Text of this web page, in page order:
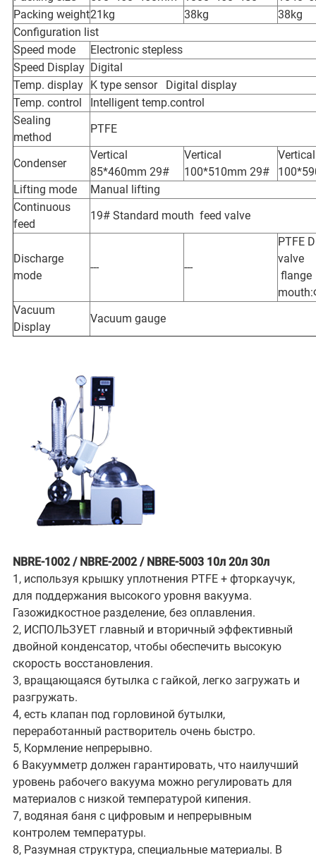
Packing weight21kg 38kg
38kg
Configuration list
Speed mode
Electronic stepless
Speed Display Digital
Temp. display
K type sensor Digital display
Temp. control
Intelligent temp.control
Sealing
method
PTFE
Condenser
Vertical
85*460mm 29#
Vertical
100*510mm 29#
Vertical
Lifting mode
Manual lifting
Continuous
feed
19# Standard mouth feed valve
Discharge
mode
--- ---
PTFE
valve
flange
Vacuum
Display
Vacuum gauge
NBRE-1002 / NBRE-2002 / NBRE-5003 10л 20л 30л
1, используя крышку уплотнения PTFE + фторкаучук,
для поддержания высокого уровня вакуума.
Газожидкостное разделение, без оплавления.
2, ИСПОЛЬЗУЕТ главный и вторичный эффективный
двойной конденсатор, чтобы обеспечить высокую
скорость восстановления.
3, вращающаяся бутылка с гайкой, легко загружать и
разгружать.
4, есть клапан под горловиной бутылки,
переработанный растворитель очень быстро.
5, Кормление непрерывно.
6 Вакуумметр должен гарантировать, что наилучший
уровень рабочего вакуума можно регулировать для
материалов с низкой температурой кипения.
7, водяная баня с цифровым и непрерывным
контролем температуры.
8, Разумная структура, специальные материалы. В